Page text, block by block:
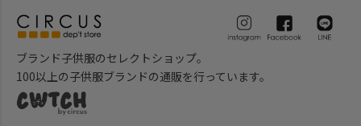
ブランド子供服のセレクトショップ。
100以上の子供服ブランドの通販を行っています。